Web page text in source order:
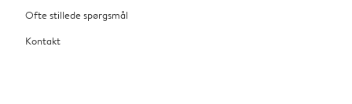
Ofte stillede spørgsmål
Kontakt